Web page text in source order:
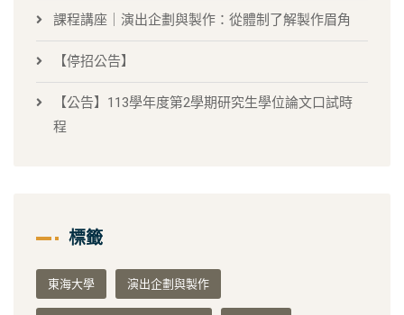
課程講座｜演出企劃與製作：從體制了解製作眉角
【停招公告】
【公告】113學年度第2學期研究生學位論文口試時
程
標籤
東海大學 演出企劃與製作